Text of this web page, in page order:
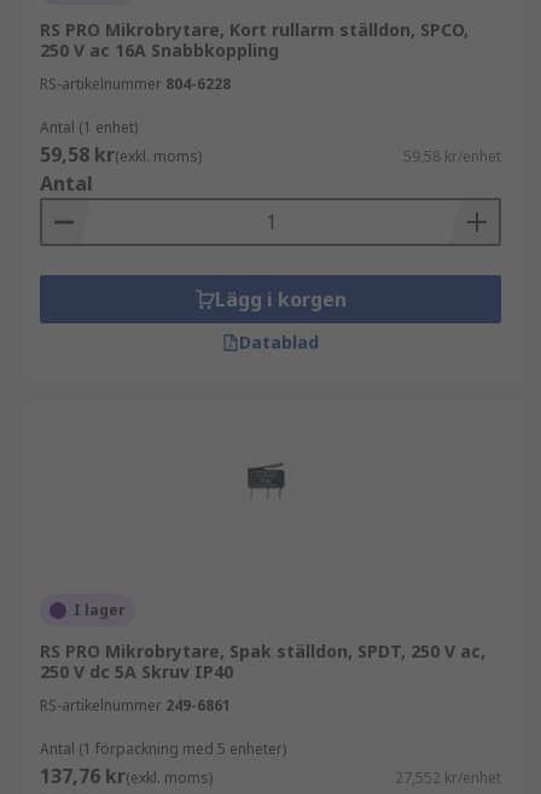
RS PRO Mikrobrytare, Kort rullarm ställdon, SPCO,
250 V ac 16A Snabbkoppling
RS-artikelnummer 804-6228
Antal (1 enhet)
59,58 kr(exkl. moms) 59,58 kr/enhet
Antal
Lägg i korgen
Datablad
I lager
RS PRO Mikrobrytare, Spak ställdon, SPDT, 250 V ac,
250 V dc 5A Skruv IP40
RS-artikelnummer 249-6861
Antal (1 förpackning med 5 enheter)
137,76 kr(exkl. moms) 27,552 kr/enhet